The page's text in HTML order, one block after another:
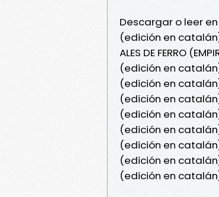
Descargar o leer en
(edición en catalán)
ALES DE FERRO
(edición en catalán)
(edición en catalán)
(edición en catalán)
(edición en catalán)
(edición en catalán)
(edición en catalán)
(edición en catalán)
(edición en catalán)